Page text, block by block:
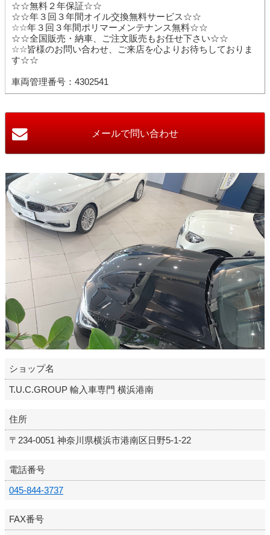
☆☆無料２年保証☆☆
☆☆年３回３年間オイル交換無料サービス☆☆
☆☆年３回３年間ポリマーメンテナンス無料☆☆
☆☆全国販売・納車、ご注文販売もお任せ下さい☆☆
☆☆皆様のお問い合わせ、ご来店を心よりお待ちしておりま
す☆☆
車両管理番号：4302541
ショップ名
T.U.C.GROUP 輸入車専門 横浜港南
住所
〒234-0051 神奈川県横浜市港南区日野5-1-22
電話番号
045-844-3737
FAX番号